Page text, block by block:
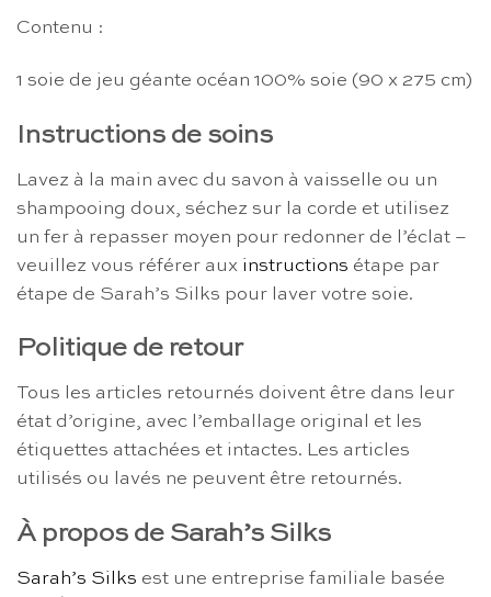
Contenu :
1 soie de jeu géante océan 100% soie (90 x 275 cm)
Instructions de soins
Lavez à la main avec du savon à vaisselle ou un
shampooing doux, séchez sur la corde et utilisez
un fer à repasser moyen pour redonner de l’éclat –
veuillez vous référer aux instructions étape par
étape de Sarah’s Silks pour laver votre soie.
Politique de retour
Tous les articles retournés doivent être dans leur
état d’origine, avec l’emballage original et les
étiquettes attachées et intactes. Les articles
utilisés ou lavés ne peuvent être retournés.
À propos de Sarah’s Silks
Sarah’s Silks est une entreprise familiale basée